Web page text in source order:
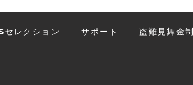
セレクション サポート 盗難見舞金